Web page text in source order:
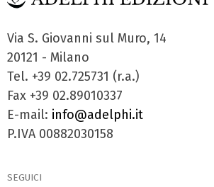
Via S. Giovanni sul Muro, 14
20121 - Milano
Tel. +39 02.725731 (r.a.)
Fax +39 02.89010337
E-mail: info@adelphi.it
P.IVA 00882030158
SEGUICI